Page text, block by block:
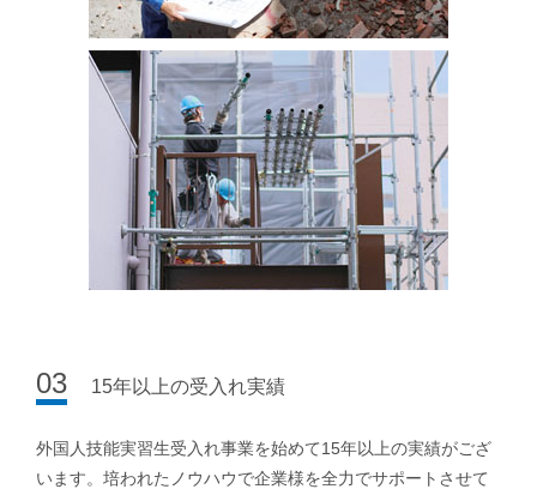
03 15年以上の受入れ実績
外国人技能実習生受入れ事業を始めて15年以上の実績がござ
います。培われたノウハウで企業様を全力でサポートさせて